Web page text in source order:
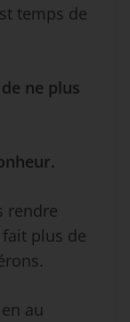
temps de
ne plus
rendre
plus de
au